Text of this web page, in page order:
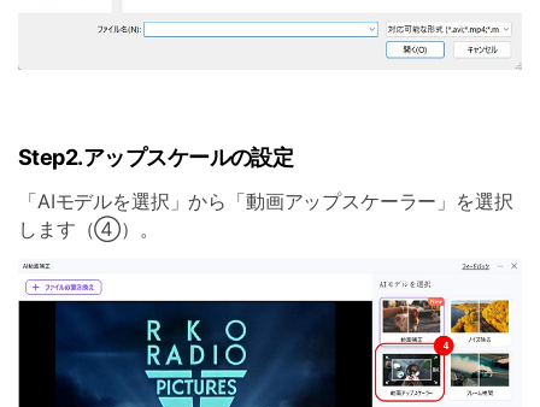
Step2.アップスケールの設定
「AIモデルを選択」から「動画アップスケーラー」を選択
します（④）。